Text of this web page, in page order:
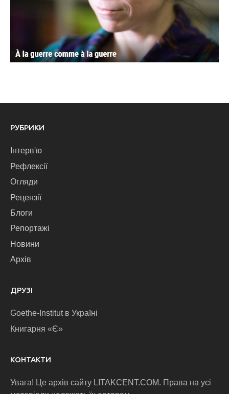
РУБРИКИ
Інтерв'ю
Рефлексії
Огляди
Рецензії
Блоги
Репортажі
Новини
Архів
ДРУЗІ
Goethe-Institut в Україні
Книгарня «Є»
КОНТАКТИ
Увага! Це архів сайту LITAKCENT.COM. Права на усі